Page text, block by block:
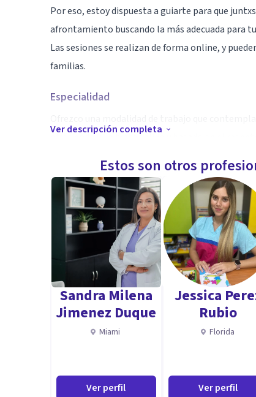
Por eso, estoy dispuesta a guiarte para que
afrontamiento buscando la más adecuada para
Las sesiones se realizan de forma online, y
familias.
Especialidad
ofreciendo y un trato cálido y basado en el
Especialista en Terapia de Aceptación y
aceptación psicológica y los valores personales .
Especialista en Modelo Sistémico Familiar.
Ver descripción completa
Estos son otros
Sandra Milena
Jimenez Duque
Miami
Ver perfil
Jessica
Rubio
Florida
Ver perfil